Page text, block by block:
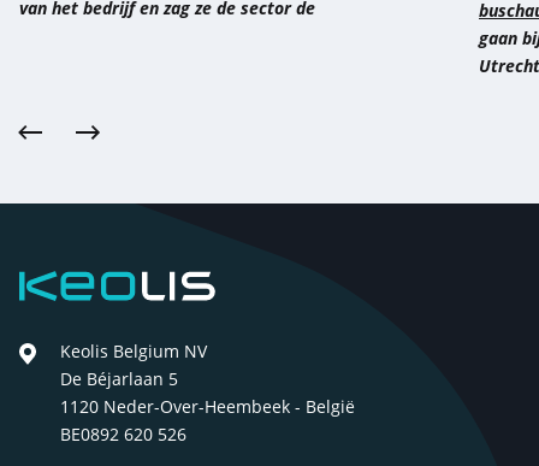
van het bedrijf en zag ze de sector de
gaan
VorigeVolgende
Keolis
Keolis Belgium NV
De Béjarlaan 5
1120 Neder-Over-Heembeek - België
BE0892 620 526